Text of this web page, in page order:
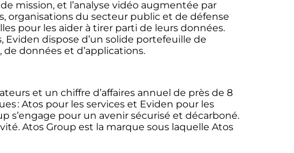
mission, et l’analyse vidéo augmentée par
organisations du secteur public et de défense
pour les aider à tirer parti de leurs données.
dispose d’un solide portefeuille de
données et d’applications.
et un chiffre d’affaires annuel de près de 8
: Atos pour les services et Eviden pour les
s’engage pour un avenir sécurisé et décarboné.
Atos Group est la marque sous laquelle Atos